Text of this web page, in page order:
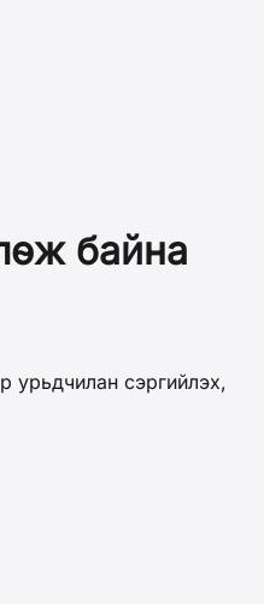
байна
урьдчилан сэргийлэх,